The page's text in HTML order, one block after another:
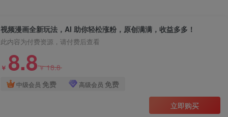
视频漫画全新玩法，AI 助你轻松涨粉，原创满满，收益多多！
此内容为付费资源，请付费后查看
￥ 8.8￥18.8
中级会员 免费 高级会员 免费
立即购买